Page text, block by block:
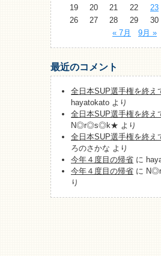
19
20 21 22 23
26
27 28 29 30
« 7月
9月 »
最近のコメント
全日本SUP選手権を終え
hayatokato より
全日本SUP選手権を終え
N◎r◎s◎k★ より
全日本SUP選手権を終え
ろのさかな より
今年４度目の帰省 に
今年４度目の帰省 に
り